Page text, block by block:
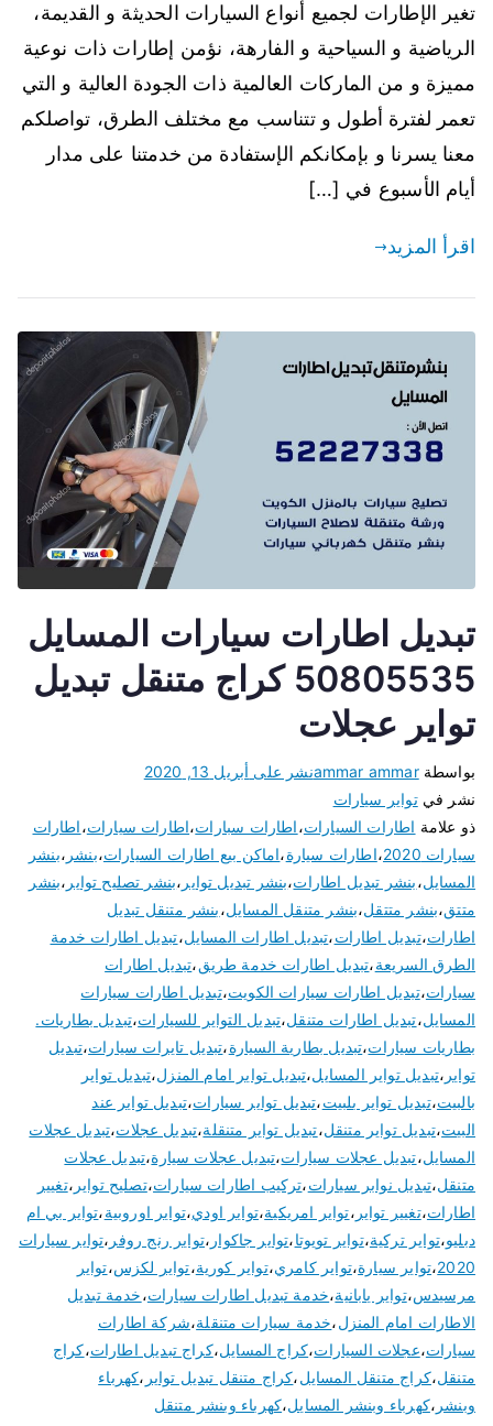
تغير الإطارات لجميع أنواع السيارات الحديثة و القديمة،
الرياضية و السياحية و الفارهة، نؤمن إطارات ذات نوعية
مميزة و من الماركات العالمية ذات الجودة العالية و التي
تعمر لفترة أطول و تتناسب مع مختلف الطرق، تواصلكم
معنا يسرنا و بإمكانكم الإستفادة من خدمتنا على مدار
أيام الأسبوع في […]
اقرأ المزيد
تبديل اطارات سيارات المسايل
50805535 كراج متنقل تبديل
تواير عجلات
بواسطةammar ammarنشر على أبريل 13, 2020
نشر فيتواير سيارات
ذو علامة اطارات السيارات،اطارات سبارات،اطارات سيارات،اطارات
سيارات 2020
،اطارات سيارة،اماكن بيع اطارات السيارات،بنشر ،بنشر
المسايل،بنشر تبديل اطارات،بنشر تبديل تواير ،بنشر تصليح تواير ،بنشر
متتق،بنشر متتقل،بنشر متنقل المسايل،بنشر متنقل تبديل
اطارات،تبديل اطارات،تبديل اطارات المسايل،تبديل اطارات خدمة
الطرق السريعة،تبديل اطارات خدمة طريق،تبديل اطارات
سيارات،تبديل اطارات سيارات الكويت،تبديل اطارات سيارات
المسايل،تبديل اطارات متنقل،تبديل التواير للسيارات،تبديل بطاريات.
بطاريات سيارات،تبديل بطارية السيارة،تبديل تايرات سيارات،تبديل
تواير ،تبديل تواير المسايل،تبديل تواير امام المنزل،تبديل تواير
بالبيت،تبديل تواير بلبيت،تبديل تواير سيارات،تبديل تواير عند
البيت،تبديل تواير متنقل،تبديل تواير متنقلة،تبديل عجلات،تبديل عجلات
المسايل،تبديل عجلات سيارات،تبديل عجلات سيارة،تبديل عجلات
متنقل،تبديل نوابر سيارات،تركيب اطارات سيارات،تصليح تواير ،تغيير
اطارات،تغيير تواير ،تواير امريكية،تواير اودي،تواير اوروبية،تواير بي ام
دبليو،تواير تركية،تواير تويوتا،تواير جاكوار ،تواير رنج روفر ،تواير سيارات
2020،تواير سيارة،تواير كامري،تواير كورية،تواير لكزس،تواير
مرسيدس،تواير يابانية،خدمة تبديل اطارات سيارات،خدمة تبديل
الاطارات امام المنزل،خدمة سيارات متنقلة،شركة اطارات
سيارات،عجلات السيارات،كراج المسايل،كراج تبديل اطارات،كراج
متنقل،كراج متنقل المسايل،كراج متنقل تبديل تواير ،كهرباء
وبنشر ،كهرباء وبنشر المسايل،كهرباء وبنشر متنقل